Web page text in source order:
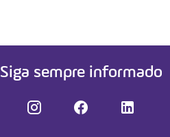
Siga sempre informado